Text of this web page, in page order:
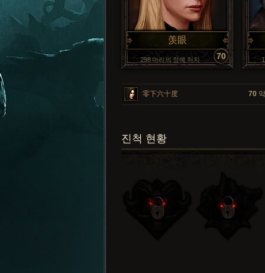
羡眼
298 마리의 정예 처치 70
零下六十度 70
진척 현황